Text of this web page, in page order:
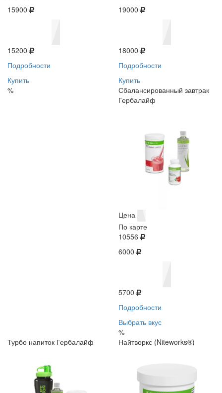
15900
15200
Подробности
Купить
%
19000
18000
Подробности
Купить
Сбалансированный завтрак
Гербалайф
Цена
По карте
10556
6000
5700
Подробности
Выбрать вкус
%
Турбо напиток Гербалайф
Найтворкс (Niteworks®)